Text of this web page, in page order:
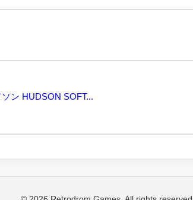
ン HUDSON SOFT...